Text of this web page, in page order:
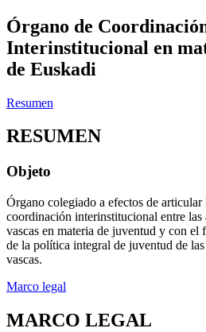
Órgano de
Interinstitucional en
de Euskadi
Resumen
RESUMEN
Objeto
Órgano colegiado a efectos de
coordinación interinstitucional entre
vascas en materia de juventud y con el
de la política integral de juventud de
vascas.
Marco legal
MARCO LEGAL